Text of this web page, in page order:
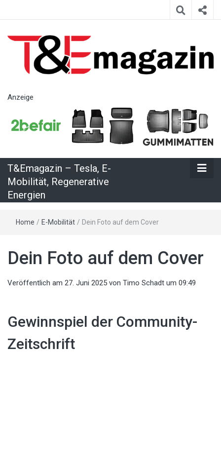
– Tesla, E-
Mobilität,
Regenerative
Energien
Anzeige
T&Emagazin – Tesla, E-
Mobilität, Regenerative
Energien
Home / E-Mobilität / Dein Foto auf dem Cover
Dein Foto auf dem Cover
Veröffentlich am 27. Juni 2025 von Timo Schadt um 09:49
Gewinnspiel der Community-
Zeitschrift